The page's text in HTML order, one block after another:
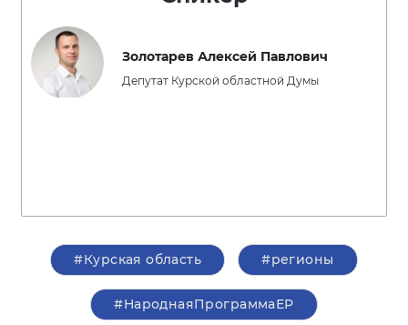
Золотарев Алексей Павлович
Депутат Курской областной Думы
#Курская область #регионы
#НароднаяПрограммаЕР